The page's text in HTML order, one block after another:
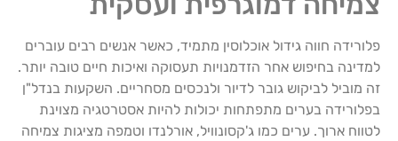
פלורידה חווה גידול אוכלוסין מתמיד, כאשר אנשים רבים עוברים
למדינה בחיפוש אחר הזדמנויות תעסוקה ואיכות חיים טובה יותר.
זה מוביל לביקוש גובר לדיור ולנכסים מסחריים. השקעות בנדל"ן
בפלורידה בערים מתפתחות יכולות להיות אסטרטגיה מצוינת
לטווח ארוך. ערים כמו ג'קסונוויל, אורלנדו וטמפה מציגות צמיחה